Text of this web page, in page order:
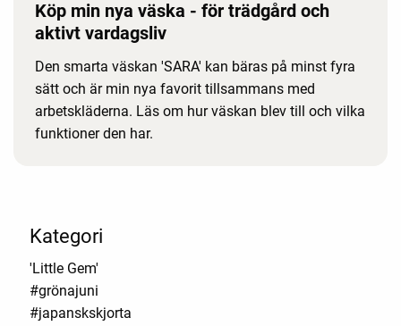
Köp min nya väska - för trädgård och
aktivt vardagsliv
Den smarta väskan 'SARA' kan bäras på minst fyra
sätt och är min nya favorit tillsammans med
arbetskläderna. Läs om hur väskan blev till och vilka
funktioner den har.
Kategori
'Little Gem'
#grönajuni
#japanskskjorta